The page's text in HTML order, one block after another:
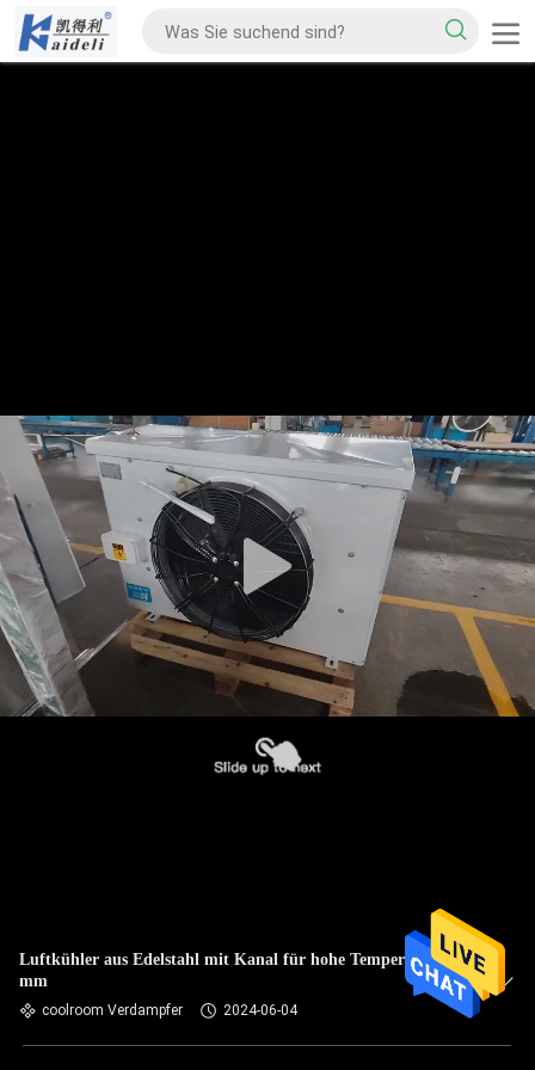
Luftkühler aus Edelstahl mit Kanal für hohe Temperatur 4,5
mm
coolroom Verdampfer 2024-06-04